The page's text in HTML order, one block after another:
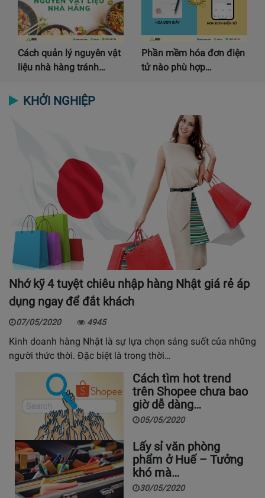
Cách quản lý nguyên vật
liệu nhà hàng tránh…
Phần mềm hóa đơn điện
tử nào phù hợp…
KHỞI NGHIỆP
Nhớ kỹ 4 tuyệt chiêu nhập hàng Nhật giá rẻ áp
dụng ngay để đắt khách
07/05/2020 4945
Kinh doanh hàng Nhật là sự lựa chọn sáng suốt của những
người thức thời. Đặc biệt là trong thời…
Cách tìm hot trend
trên Shopee chưa bao
giờ dễ dàng…
05/05/2020
Lấy sỉ văn phòng
phẩm ở Huế – Tưởng
khó mà…
30/05/2020